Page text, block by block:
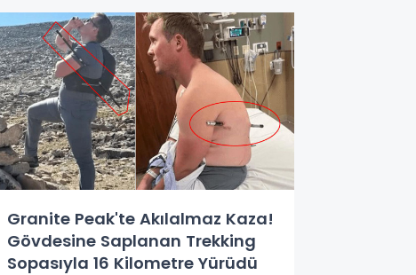
Granite Peak'te Akılalmaz Kaza!
Gövdesine Saplanan Trekking
Sopasıyla 16 Kilometre Yürüdü